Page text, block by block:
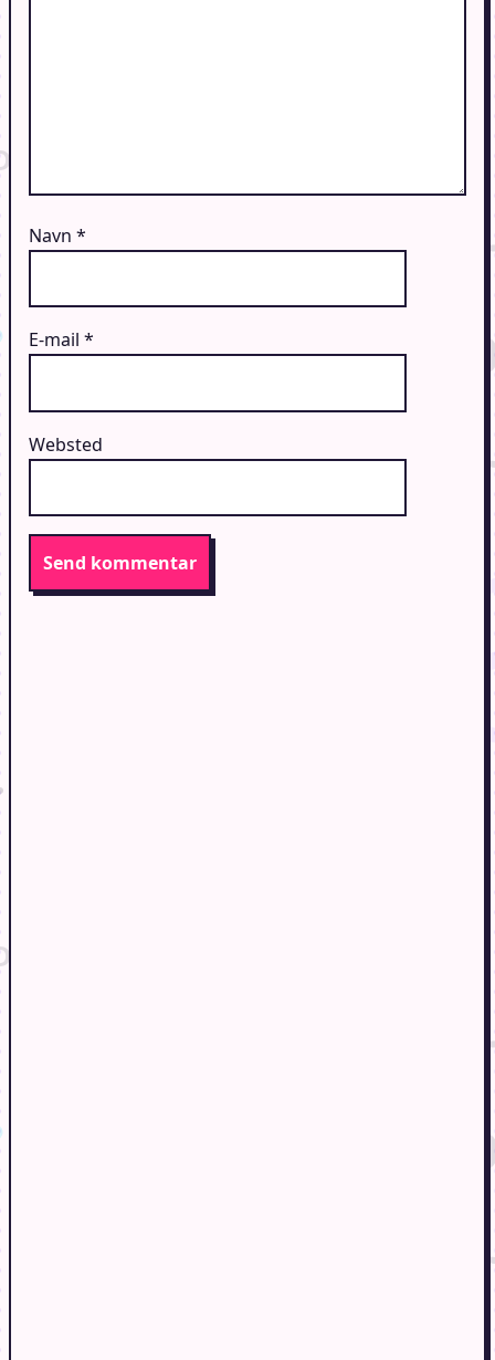
Navn *
E-mail *
Websted